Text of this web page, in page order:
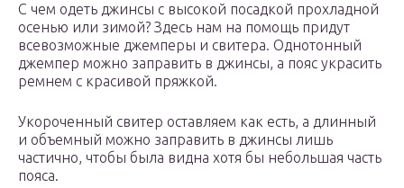
С чем одеть джинсы с высокой посадкой прохладной
осенью или зимой? Здесь нам на помощь придут
всевозможные джемперы и свитера. Однотонный
джемпер можно заправить в джинсы, а пояс украсить
ремнем с красивой пряжкой.
Укороченный свитер оставляем как есть, а длинный
и объемный можно заправить в джинсы лишь
частично, чтобы была видна хотя бы небольшая часть
пояса.